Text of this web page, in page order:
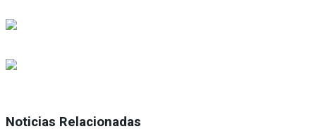
Noticias Relacionadas